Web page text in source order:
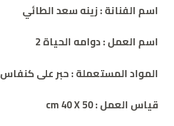
اسم الفنانة :زينه سعد الطائي
اسم العمل :دوامه الحياة 2
المواد المستعملة :حبر على كنفاس
قياس العمل : cm40 X 50